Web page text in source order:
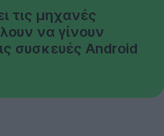
τις μηχανές
να γίνουν
συσκευές Android